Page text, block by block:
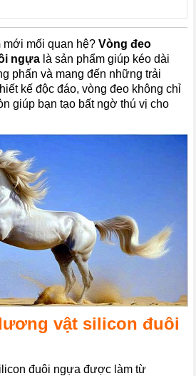
mới mối quan hệ?Vòng đeo
ngựa là sản phẩm giúp kéo dài
phấn và mang đến những trải
kế độc đáo, vòng đeo không chỉ
giúp bạn tạo bất ngờ thú vị cho
vật silicon đuôi
đuôi ngựa được làm từ